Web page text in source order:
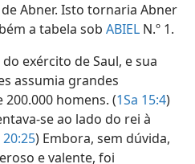
Abner. Isto tornaria Abner
a tabela sob ABIEL N.º 1.
exército de Saul, e sua
assumia grandes
homens. (1Sa 15:4)
se ao lado do rei à
20:25) Embora, sem dúvida,
e valente, foi